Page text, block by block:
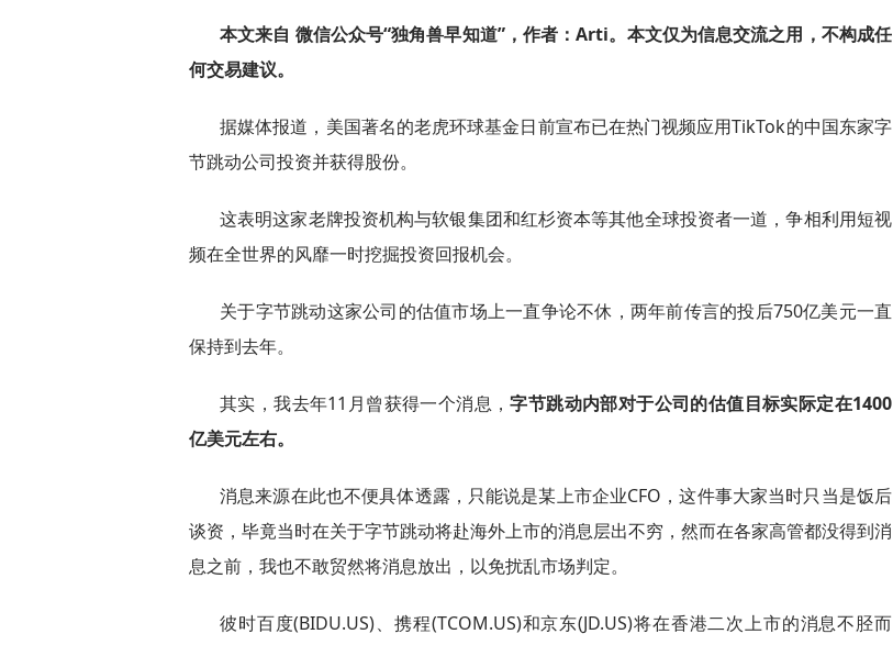
本文来自 微信公众号“独角兽早知道”，作者：Arti。本文仅为信息交流之用，不构成任
何交易建议。
据媒体报道，美国著名的老虎环球基金日前宣布已在热门视频应用TikTok的中国东家字
节跳动公司投资并获得股份。
这表明这家老牌投资机构与软银集团和红杉资本等其他全球投资者一道，争相利用短视
频在全世界的风靡一时挖掘投资回报机会。
关于字节跳动这家公司的估值市场上一直争论不休，两年前传言的投后750亿美元一直
保持到去年。
其实，我去年11月曾获得一个消息，字节跳动内部对于公司的估值目标实际定在1400
亿美元左右。
消息来源在此也不便具体透露，只能说是某上市企业CFO，这件事大家当时只当是饭后
谈资，毕竟当时在关于字节跳动将赴海外上市的消息层出不穷，然而在各家高管都没得到消
息之前，我也不敢贸然将消息放出，以免扰乱市场判定。
彼时百度(BIDU.US)、携程(TCOM.US)和京东(JD.US)将在香港二次上市的消息不胫而